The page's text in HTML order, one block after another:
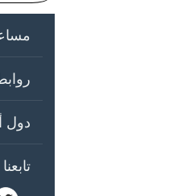
دول
تابعنا